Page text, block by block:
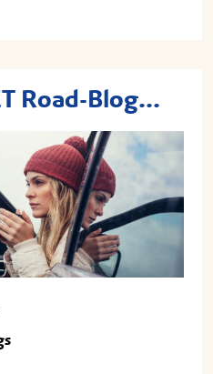
Road-Blog...